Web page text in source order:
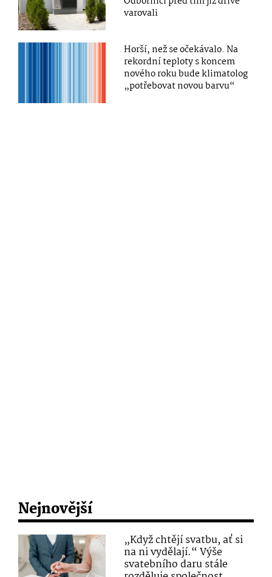
varovali
Horší, než se očekávalo. Na
rekordní teploty s koncem
nového roku bude klimatolog
„potřebovat novou barvu“
Nejnovější
„Když chtějí svatbu, ať si
na ni vydělají.“ Výše
svatebního daru stále